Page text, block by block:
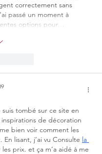
correctement sans
passé un moment à
options pour…
suis tombé sur ce site en
de décoration
bien voir comment les
En lisant, j’ai vu Consulte la
les prix. et ça m’a aidé à me